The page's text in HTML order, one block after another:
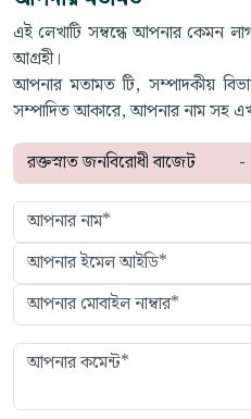
এই লেখাটি সম্বন্ধে আপনার কেমন
আগ্রহী।
আপনার মতামত টি, সম্পাদকীয়
সম্পাদিত আকারে, আপনার নাম সহ